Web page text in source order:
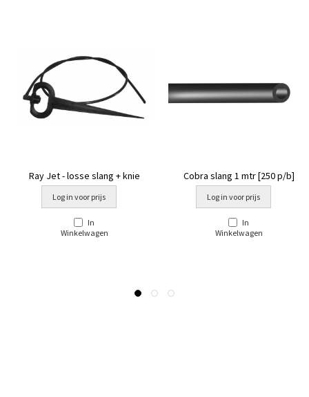
Ray Jet - losse slang + knie
Log in voor prijs
In
Winkelwagen
Cobra slang 1 mtr [250 p/b]
Log in voor prijs
In
Winkelwagen